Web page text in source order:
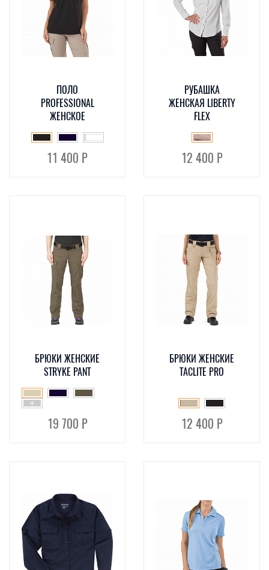
ПОЛО
PROFESSIONAL
ЖЕНСКОЕ
11 400 Р
РУБАШКА
ЖЕНСКАЯ LIBERTY
FLEX
12 400 Р
БРЮКИ ЖЕНСКИЕ
STRYKE PANT
19 700 Р
БРЮКИ ЖЕНСКИЕ
TACLITE PRO
12 400 Р